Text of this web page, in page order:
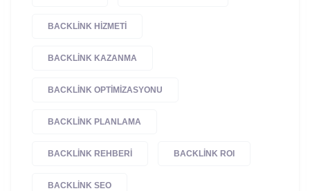
BACKLINK HIZMETI
BACKLINK KAZANMA
BACKLINK OPTIMIZASYONU
BACKLINK PLANLAMA
BACKLINK REHBERI BACKLINK ROI
BACKLINK SEO